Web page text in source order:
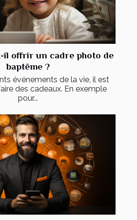
il offrir un cadre photo de
baptême ?
événements de la vie, il est
des cadeaux. En exemple
pour...